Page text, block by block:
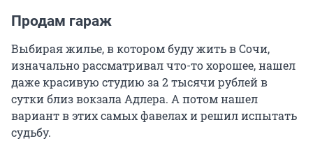
Продам гараж
Выбирая жилье, в котором буду жить в Сочи,
изначально рассматривал что-то хорошее, нашел
даже красивую студию за 2 тысячи рублей в
сутки близ вокзала Адлера. А потом нашел
вариант в этих самых фавелах и решил испытать
судьбу.